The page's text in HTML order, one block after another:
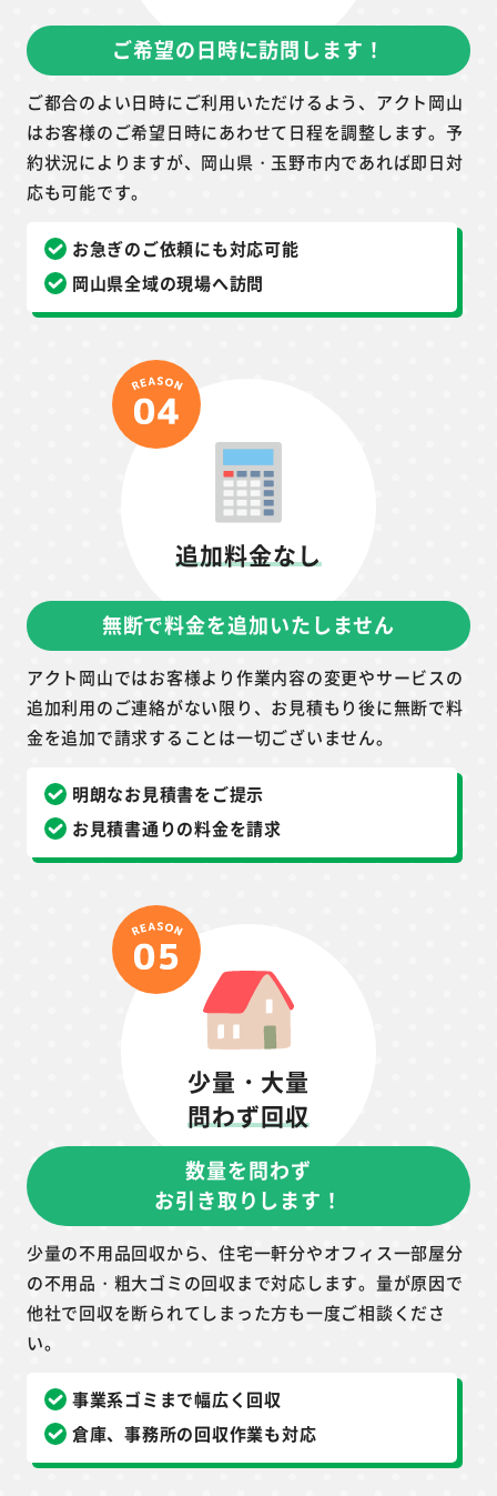
ご希望の日時に訪問します！
ご都合のよい日時にご利用いただけるよう、アクト岡山
はお客様のご希望日時にあわせて日程を調整します。予
約状況によりますが、岡山県・玉野市内であれば即日対
応も可能です。
お急ぎのご依頼にも対応可能
岡山県全域の現場へ訪問
追加料金なし
無断で料金を追加いたしません
アクト岡山ではお客様より作業内容の変更やサービスの
追加利用のご連絡がない限り、お見積もり後に無断で料
金を追加で請求することは一切ございません。
明朗なお見積書をご提示
お見積書通りの料金を請求
少量・大量
問わず回収
数量を問わず
お引き取りします！
少量の不用品回収から、住宅一軒分やオフィス一部屋分
の不用品・粗大ゴミの回収まで対応します。量が原因で
他社で回収を断られてしまった方も一度ご相談くださ
い。
事業系ゴミまで幅広く回収
倉庫、事務所の回収作業も対応